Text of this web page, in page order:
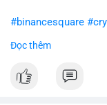
#binancesquare
$btc $eth
#vlikevn #titanbot
Đọc thêm